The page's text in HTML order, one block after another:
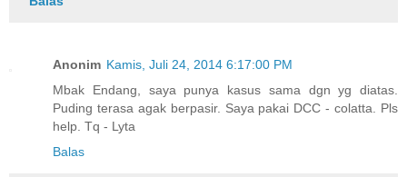
Anonim Kamis, Juli 24, 2014 6:17:00 PM
Mbak Endang, saya punya kasus sama dgn yg diatas.
Puding terasa agak berpasir. Saya pakai DCC - colatta. Pls
help. Tq - Lyta
Balas